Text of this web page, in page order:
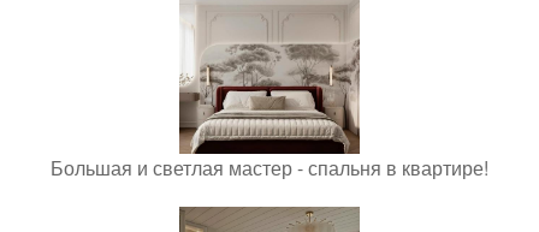
Большая и светлая мастер - спальня в квартире!